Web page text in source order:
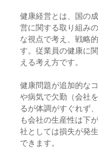
健康経営とは、国の
営に関する取り組み
な視点で考え、戦略
す。従業員の健康に
える考え方です。
健康問題が追加的な
や病気で欠勤（会社
るが体調がすぐれず
も会社の生産性は下
社としては損失が発
できます。